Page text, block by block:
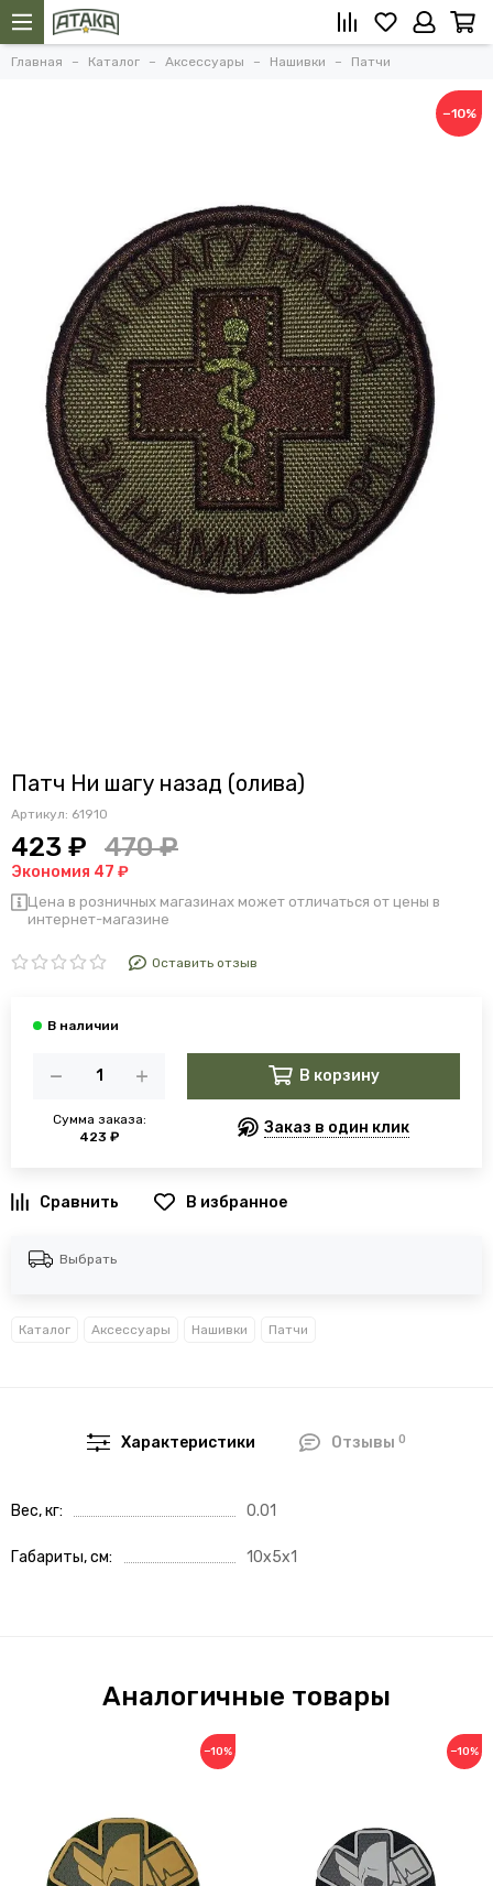
Главная Каталог Аксессуары Нашивки Патчи
−10%
Патч Ни шагу назад (олива)
Артикул: 61910
423 ₽ 470 ₽
Экономия 47 ₽
Цена в розничных магазинах может отличаться от цены в
интернет-магазине
Оставить отзыв
Сумма заказа:
423 ₽
В корзину
Заказ в один клик
В избранное
Выбрать
Каталог Аксессуары Нашивки Патчи
Характеристики Отзывы 0
Вес, кг 0.01
Габариты, см 10x5x1
Аналогичные товары
−10% −10%